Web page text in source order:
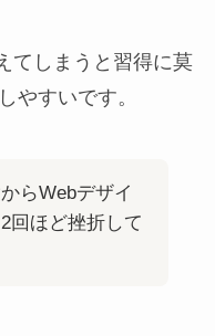
てしまうと習得に莫
やすいです。
らWebデザイ
回ほど挫折して